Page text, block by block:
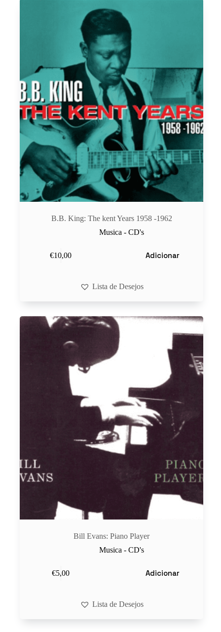
B.B. King: The kent Years 1958 -1962
Musica - CD's
€10,00 Adicionar
Lista de Desejos
Bill Evans: Piano Player
Musica - CD's
€5,00 Adicionar
Lista de Desejos